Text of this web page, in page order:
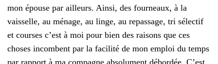
mon épouse par ailleurs. Ainsi, des fourneaux, à la
vaisselle, au ménage, au linge, au repassage, tri sélectif
et courses c’est à moi pour bien des raisons que ces
choses incombent par la facilité de mon emploi du temps